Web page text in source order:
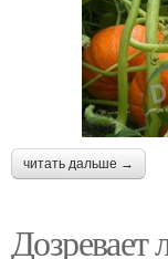
читать дальше →
Дозревает